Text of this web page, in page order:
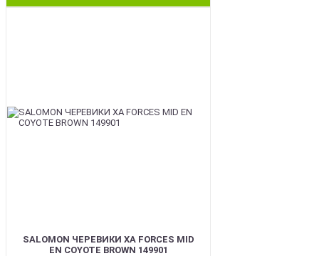
SALOMON ЧЕРЕВИКИ XA FORCES MID
EN COYOTE BROWN 149901